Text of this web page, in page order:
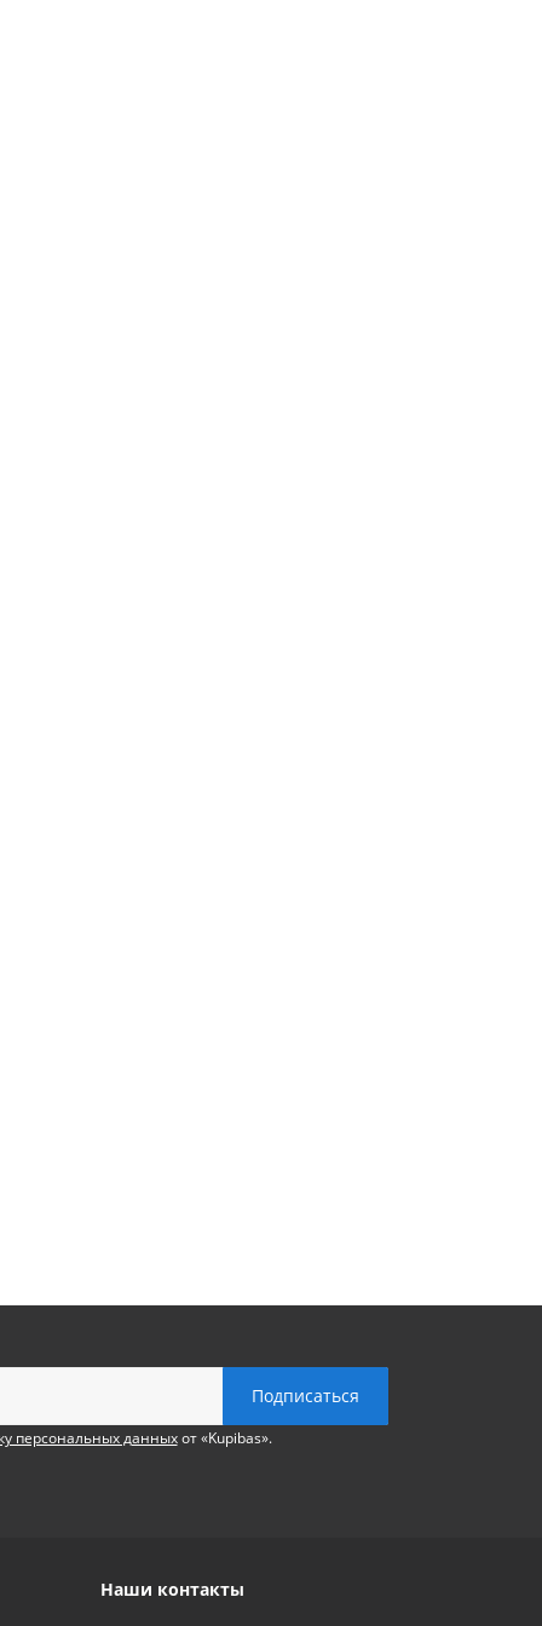
персональных данныхот «Kupibas».
Наши контакты